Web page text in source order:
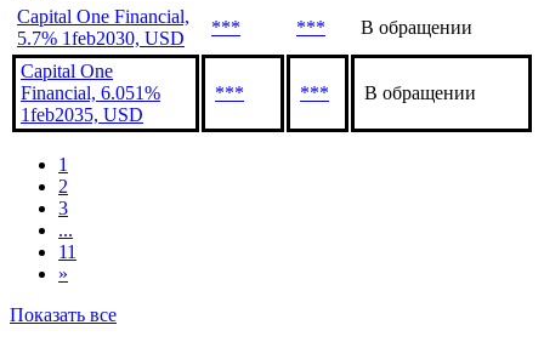
Capital One Financial,
5.7% 1feb2030, USD
*** *** В обращении
Capital One
Financial, 6.051%
1feb2035, USD
*** *** В обращении
1
2
3
...
11
»
Показать все